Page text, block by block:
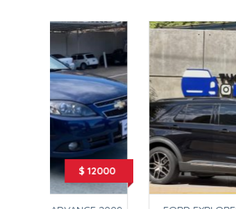
$ 49990